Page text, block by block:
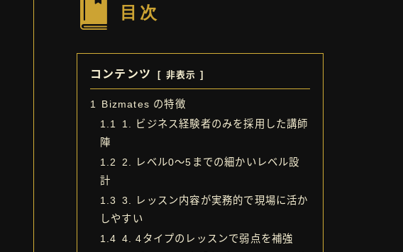
目次
コンテンツ 非表示
1
Bizmates の特徴
1.1
1. ビジネス経験者のみを採用した講師
陣
1.2
2. レベル0〜5までの細かいレベル設
計
1.3
3. レッスン内容が実務的で現場に活か
しやすい
1.4 4. 4タイプのレッスンで弱点を補強